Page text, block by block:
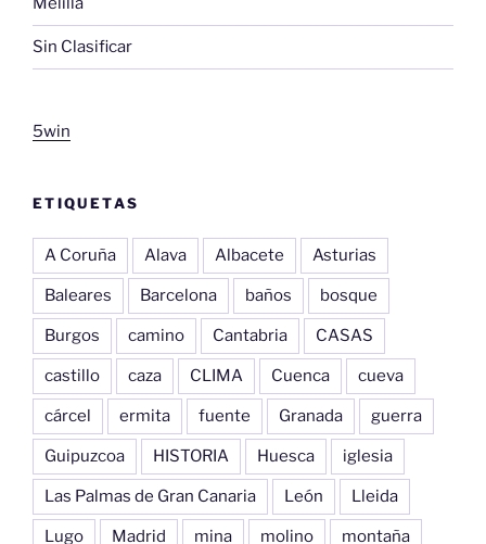
Sin Clasificar
5win
ETIQUETAS
A Coruña Alava Albacete Asturias
Baleares Barcelona baños bosque
Burgos camino Cantabria CASAS
castillo caza CLIMA Cuenca cueva
cárcel ermita fuente Granada guerra
Guipuzcoa HISTORIA Huesca iglesia
Las Palmas de Gran Canaria León Lleida
Lugo Madrid mina molino montaña